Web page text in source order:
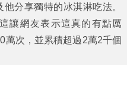
分享獨特的冰淇淋吃法。
讓網友表示這真的有點厲
萬次，並累積超過2萬2千個